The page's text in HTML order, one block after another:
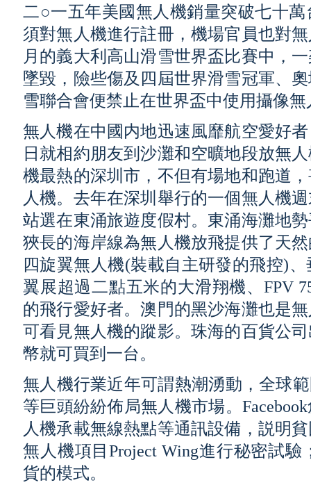
二○一五年美國無人機銷量突破七十
須對無人機進行註冊，機場官員也對
月的義大利高山滑雪世界盃比賽中，
墜毀，險些傷及四屆世界滑雪冠軍、
雪聯合會便禁止在世界盃中使用攝像無
無人機在中國内地迅速風靡航空愛好
日就相約朋友到沙灘和空曠地段放無
機最熱的深圳市，不但有場地和跑道
人機。去年在深圳舉行的一個無人機
站選在東涌旅遊度假村。東涌海灘地
狹長的海岸線為無人機放飛提供了天
四旋翼無人機(裝載自主研發的飛控)
翼展超過二點五米的大滑翔機、FPV
的飛行愛好者。澳門的黑沙海灘也是
可看見無人機的蹤影。珠海的百貨公
幣就可買到一台。
無人機行業近年可謂熱潮湧動，全球
等巨頭紛紛佈局無人機市場。
人機承載無線熱點等通訊設備，説明
無人機項目Project Wing進行秘密試
貨的模式。